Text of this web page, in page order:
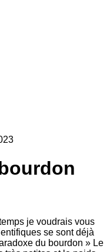
je voudrais vous
se sont déjà
du bourdon » Le